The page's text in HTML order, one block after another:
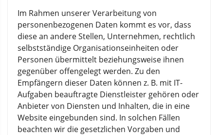
Im Rahmen unserer Verarbeitung von
personenbezogenen Daten kommt es vor, dass
diese an andere Stellen, Unternehmen, rechtlich
selbstständige Organisationseinheiten oder
Personen übermittelt beziehungsweise ihnen
gegenüber offengelegt werden. Zu den
Empfängern dieser Daten können z. B. mit IT-
Aufgaben beauftragte Dienstleister gehören oder
Anbieter von Diensten und Inhalten, die in eine
Website eingebunden sind. In solchen Fällen
beachten wir die gesetzlichen Vorgaben und